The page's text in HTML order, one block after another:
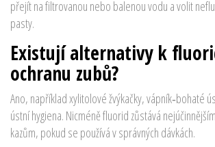
přejít na filtrovanou nebo balenou vodu a volit
pasty.
Existují alternativy k
ochranu zubů?
Ano, například xylitolové žvýkačky, vápník‑bohaté
ústní hygiena. Nicméně fluorid zůstává
kazům, pokud se používá v správných dávkách.